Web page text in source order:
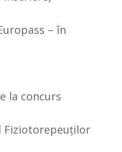
– în
la concurs
Fiziotorepeuţilor